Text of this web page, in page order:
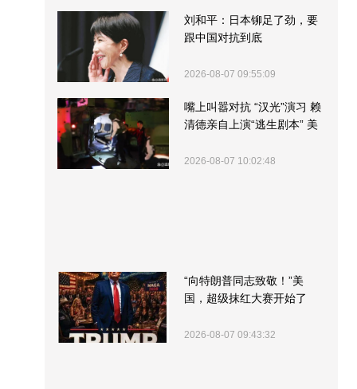
刘和平：日本铆足了劲，要
跟中国对抗到底
2026-08-07 09:55:09
嘴上叫嚣对抗 “汉光”演习 赖
清德亲自上演“逃生剧本” 美
2026-08-07 10:02:48
“向特朗普同志致敬！”美
国，超级抹红大赛开始了
2026-08-07 09:43:32